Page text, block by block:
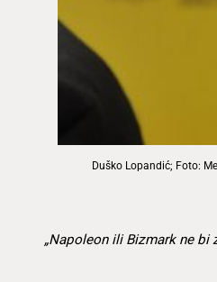
Duško Lopandić; Foto:
„Napoleon ili Bizmark ne